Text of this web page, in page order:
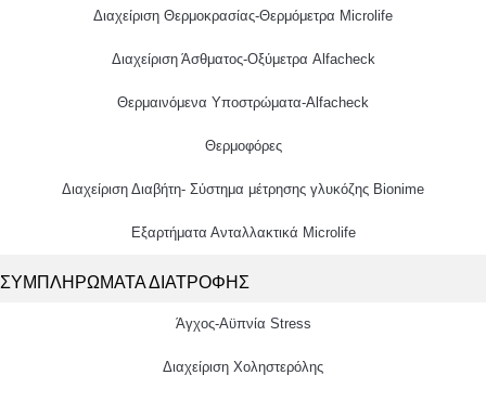
Διαχείριση Θερμοκρασίας-Θερμόμετρα Microlife
Διαχείριση Άσθματος-Οξύμετρα Alfacheck
Θερμαινόμενα Υποστρώματα-Alfacheck
Θερμοφόρες
Διαχείριση Διαβήτη- Σύστημα μέτρησης γλυκόζης Bionime
Εξαρτήματα Ανταλλακτικά Microlife
ΣΥΜΠΛΗΡΩΜΑΤΑ ΔΙΑΤΡΟΦΗΣ
Άγχος-Αϋπνία Stress
Διαχείριση Χοληστερόλης